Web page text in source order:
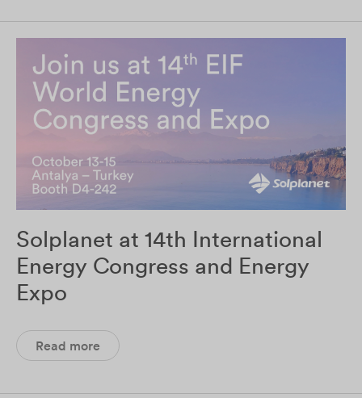
Solplanet at 14th International
Energy Congress and Energy
Expo
Read more